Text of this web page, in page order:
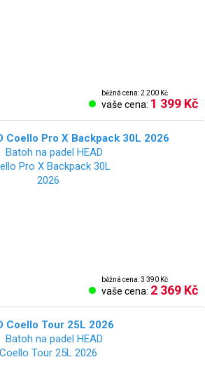
běžná cena: 2 200 Kč
vaše cena: 1 399 Kč
Coello Pro X Backpack 30L 2026
běžná cena: 3 390 Kč
vaše cena: 2 369 Kč
Coello Tour 25L 2026